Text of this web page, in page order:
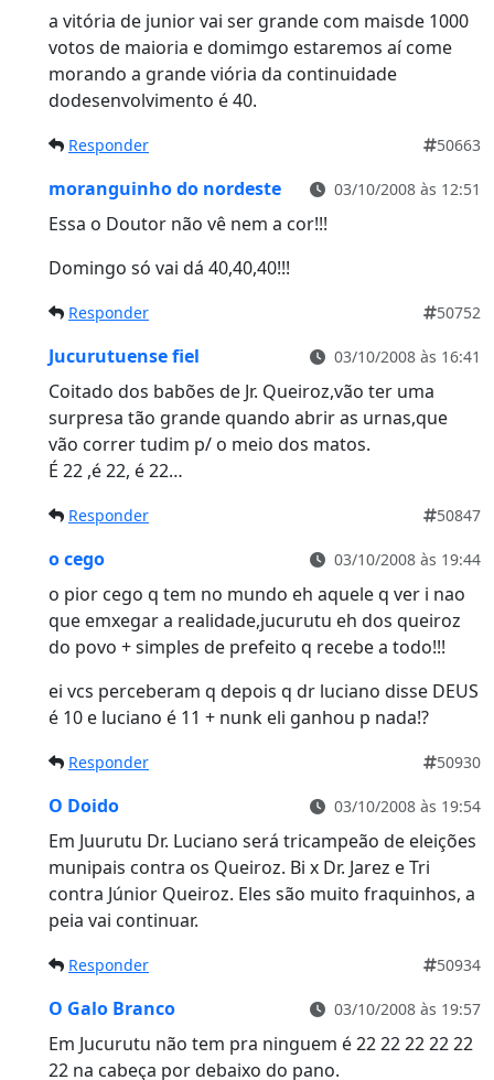
a vitória de junior vai ser grande com maisde 1000
votos de maioria e domimgo estaremos aí come
morando a grande viória da continuidade
dodesenvolvimento é 40.
Responder 50663
moranguinho do nordeste 03/10/2008 às 12:51
Essa o Doutor não vê nem a cor!!!
Domingo só vai dá 40,40,40!!!
Responder 50752
Jucurutuense fiel 03/10/2008 às 16:41
Coitado dos babões de Jr. Queiroz,vão ter uma
surpresa tão grande quando abrir as urnas,que
vão correr tudim p/ o meio dos matos.
É 22 ,é 22, é 22…
Responder 50847
o cego 03/10/2008 às 19:44
o pior cego q tem no mundo eh aquele q ver i nao
que emxegar a realidade,jucurutu eh dos queiroz
do povo + simples de prefeito q recebe a todo!!!
ei vcs perceberam q depois q dr luciano disse DEUS
é 10 e luciano é 11 + nunk eli ganhou p nada!?
Responder 50930
O Doido 03/10/2008 às 19:54
Em Juurutu Dr. Luciano será tricampeão de eleições
munipais contra os Queiroz. Bi x Dr. Jarez e Tri
contra Júnior Queiroz. Eles são muito fraquinhos, a
peia vai continuar.
Responder 50934
O Galo Branco 03/10/2008 às 19:57
Em Jucurutu não tem pra ninguem é 22 22 22 22 22
22 na cabeça por debaixo do pano.